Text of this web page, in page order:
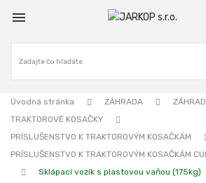

Úvodná stránka ZÁHRADA
TRAKTOROVÉ KOSAČKY
PRÍSLUŠENSTVO K TRAKTOROVÝM KOSAČKÁM
PRÍSLUŠENSTVO K TRAKTOROVÝM KOSAČKÁM
Sklápací vozík s plastovou vaňou (175kg)